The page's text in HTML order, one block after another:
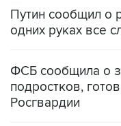
ФСБ сообщила о
Росгвардии
Беспилотные